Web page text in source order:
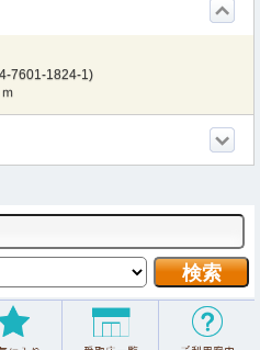
4-7601-1824-1)